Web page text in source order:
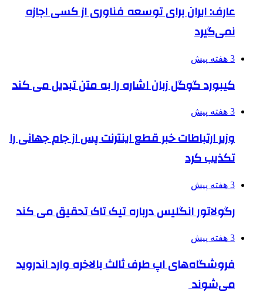
عارف: ایران برای توسعه فناوری از کسی اجازه
نمی‌گیرد
3 هفته پیش
کیبورد گوگل زبان اشاره را به متن تبدیل می کند
3 هفته پیش
وزیر ارتباطات خبر قطع اینترنت پس از جام جهانی را
تکذیب کرد
3 هفته پیش
رگولاتور انگلیس درباره تیک تاک تحقیق می کند
3 هفته پیش
فروشگاه‌های اپ طرف ثالث بالاخره وارد اندروید
می‌شوند